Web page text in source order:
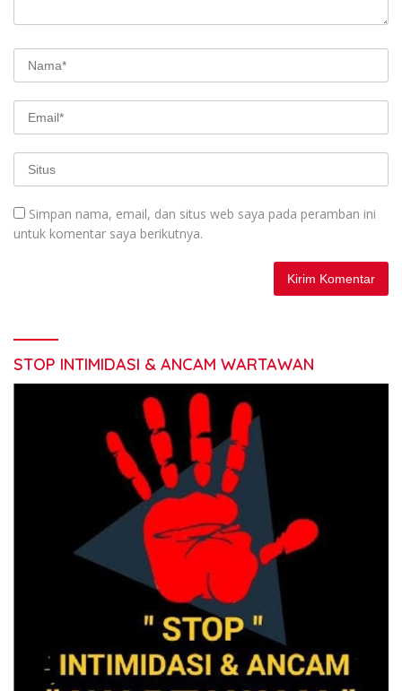
Simpan nama, email, dan situs web saya pada peramban ini
untuk komentar saya berikutnya.
STOP INTIMIDASI & ANCAM WARTAWAN